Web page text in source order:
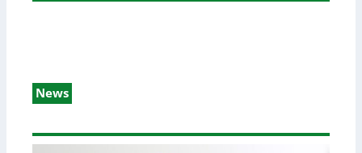
News